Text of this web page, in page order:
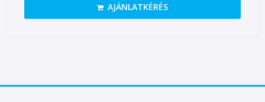
AJÁNLATKÉRÉS